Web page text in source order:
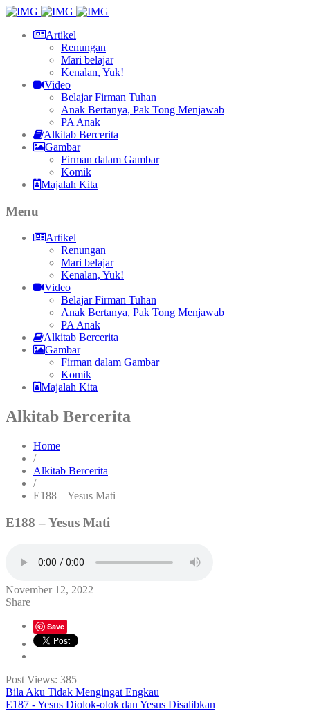
Artikel
Renungan
Mari belajar
Kenalan, Yuk!
Video
Belajar Firman Tuhan
Anak Bertanya, Pak Tong Menjawab
PA Anak
Alkitab Bercerita
Gambar
Firman dalam Gambar
Komik
Majalah Kita
Menu
Artikel
Renungan
Mari belajar
Kenalan, Yuk!
Video
Belajar Firman Tuhan
Anak Bertanya, Pak Tong Menjawab
PA Anak
Alkitab Bercerita
Gambar
Firman dalam Gambar
Komik
Majalah Kita
Alkitab Bercerita
Home
/
Alkitab Bercerita
/
E188 – Yesus Mati
E188 – Yesus Mati
November 12, 2022
Share
Save
Post Views: 385
Bila Aku Tidak Mengingat Engkau
E187 - Yesus Diolok-olok dan Yesus Disalibkan